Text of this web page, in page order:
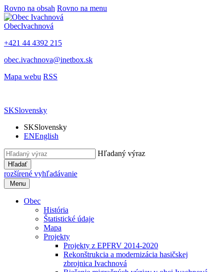
Rovno na obsah Rovno na menu
ObecIvachnová
+421 44 4392 215
obec.ivachnova@inetbox.sk
Mapa webu RSS
SKSlovensky
SKSlovensky
ENEnglish
Hľadaný výraz
Hľadať
rozšírené vyhľadávanie
Menu
Obec
História
Štatistické údaje
Mapa
Projekty
Projekty z EPFRV 2014-2020
Rekonštrukcia a modernizácia hasičskej
zbrojnica Ivachnová